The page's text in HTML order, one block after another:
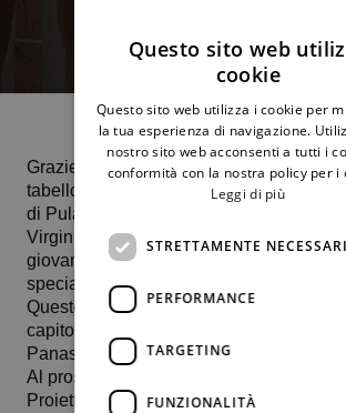
Grazie al successo ottenuto nel match di
tabellone del doppio al 30.000 dollari Itf
di Pula, da 𝑨𝒍𝒆𝒔𝒔𝒂𝒏𝒅𝒓𝒂 𝑭𝒊𝒐𝒓𝒊𝒍𝒍𝒐 in
Virginia Proietti, la 17enne atleta del
giovanile coglie il suo primo punto Wta in
specialità.
Questo pomeriggio, Alessandra e la sua
capitolina hanno sconfitto per 6-4 0-6
Panasa e Lescinska.
Al prossimo turno, giovedì 18 settembre,
Proietti sfideranno la ceca Julie
Questo sito web
cookie
Questo sito web utilizza i cookie per
la tua esperienza di navigazione.
nostro sito web acconsenti a tutti i
conformità con la nostra policy per i
Leggi di più
STRETTAMENTE NECESSARI
PERFORMANCE
TARGETING
FUNZIONALITÀ